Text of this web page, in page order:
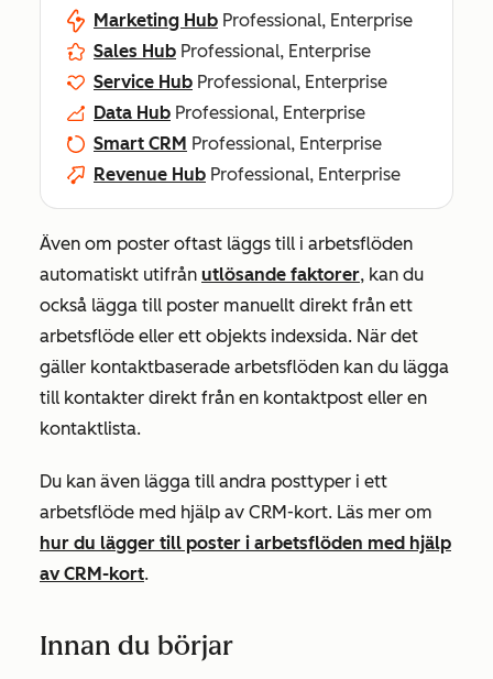
Marketing Hub Professional, Enterprise
Sales Hub Professional, Enterprise
Service Hub Professional, Enterprise
Data Hub Professional, Enterprise
Smart CRM Professional, Enterprise
Revenue Hub Professional, Enterprise
Även om poster oftast läggs till i arbetsflöden
automatiskt utifrån utlösande faktorer, kan du
också lägga till poster manuellt direkt från ett
arbetsflöde eller ett objekts indexsida. När det
gäller kontaktbaserade arbetsflöden kan du lägga
till kontakter direkt från en kontaktpost eller en
kontaktlista.
Du kan även lägga till andra posttyper i ett
arbetsflöde med hjälp av CRM-kort. Läs mer om
hur du lägger till poster i arbetsflöden med hjälp
av CRM-kort.
Innan du börjar